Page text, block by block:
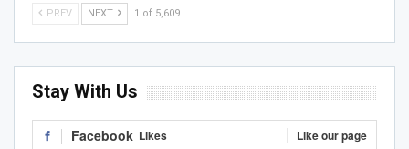
PREV NEXT 1 of 5,609
Stay With Us
Facebook Likes Like our page